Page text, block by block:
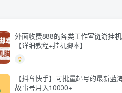
外面收费888的各类工作室链游挂
【详细教程+挂机脚本】
【抖音快手】可批量起号的最新蓝
故事号月入10000+